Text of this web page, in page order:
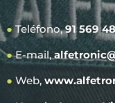
●Teléfono,91 569
●E-mail,
● Web,